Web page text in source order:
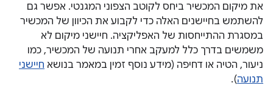
את מיקום המכשיר ביחס לקוטב הצפוני המגנטי. אפשר גם
להשתמש בחיישנים האלה כדי לקבוע את הכיוון של המכשיר
במסגרת ההתייחסות של האפליקציה. חיישני מיקום לא
משמשים בדרך כלל למעקב אחרי תנועה של המכשיר, כמו
ניעור, הטיה או דחיפה (מידע נוסף זמין במאמר בנושא חיישני
תנועה).